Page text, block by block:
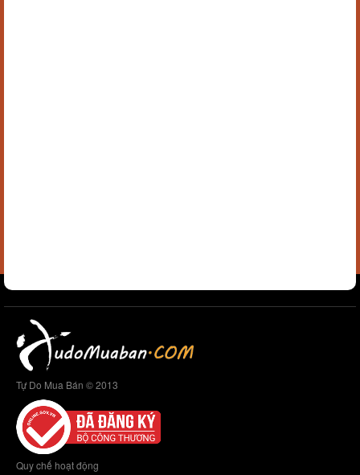
Tự Do Mua Bán © 2013
Quy chế hoạt động